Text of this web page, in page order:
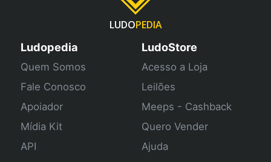
LUDOPEDIA
Ludopedia
Quem Somos
Fale Conosco
Apoiador
Mídia Kit
API
LudoStore
Acesso a Loja
Leilões
Meeps - Cashback
Quero Vender
Ajuda